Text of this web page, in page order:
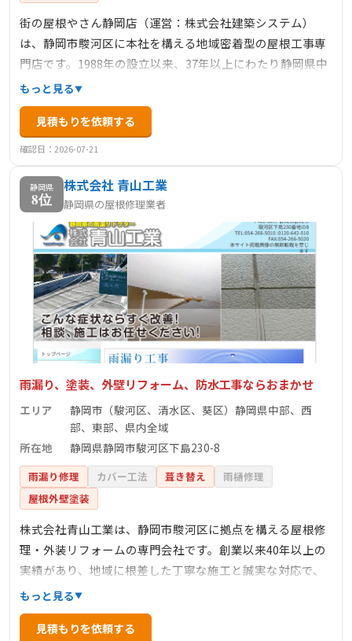
街の屋根やさん静岡店（運営：株式会社建築システム）
は、静岡市駿河区に本社を構える地域密着型の屋根工事専
門店です。1988年の設立以来、37年以上にわたり静岡県中
部・東部エリアで住宅の屋根修理や雨漏り対応に携わって
きました。代表の蒔田貴嗣氏は「自分の家だったらどうす
るか」を原点に、誠実な施工と丁寧な説明を重視していま
す。建設業許可やJIO瑕疵保険にも加入しており、施工後も
安心の体制が整っています。また、全国展開する「街の屋
根やさん」ネットワークの一員として、豊富なノウハウと
実績を活かした提案力も魅力です。静岡市内で信頼できる
屋根修理業者をお探しの方にとって、安心して相談できる
会社です。
もっと見る
見積もりを依頼する
確認日：2026-07-21
静岡県
8位
株式会社 青山工業
静岡県の屋根修理業者
雨漏り、塗装、外壁リフォーム、防水工事ならおまかせ
エリア
静岡市（駿河区、清水区、葵区）静岡県中部、西
部、東部、県内全域
所在地
静岡県静岡市駿河区下島230-8
雨漏り修理 カバー工法 葺き替え
雨樋修理
屋根外壁塗装
株式会社青山工業は、静岡市駿河区に拠点を構える屋根修
理・外装リフォームの専門会社です。創業以来40年以上の
実績があり、地域に根差した丁寧な施工と誠実な対応で、
多くの顧客から信頼を得ています。屋根の葺き替えや雨漏
り修理、外壁の塗装や防水工事まで幅広く対応。国家資格
を持つ職人が在籍し、自社施工による高品質な仕上がりが
もっと見る
見積もりを依頼する